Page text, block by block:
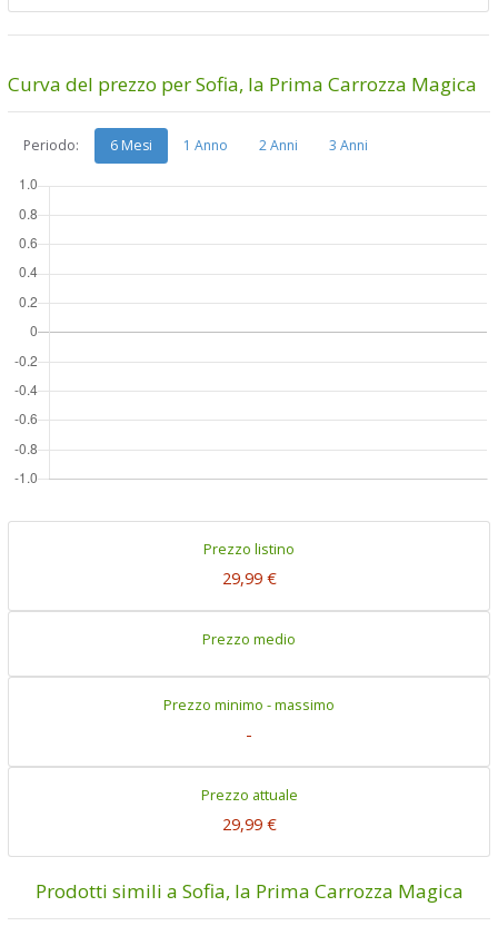
Curva del prezzo per Sofia, la Prima Carrozza Magica
Periodo: 6 Mesi 1 Anno 2 Anni 3 Anni
Prezzo listino
29,99 €
Prezzo medio
Prezzo minimo - massimo
-
Prezzo attuale
29,99 €
Prodotti simili a Sofia, la Prima Carrozza Magica